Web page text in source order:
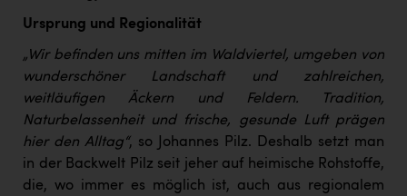
Ursprung und Regionalität
„Wir befinden uns mitten im Waldviertel, umgeben von
wunderschöner Landschaft und zahlreichen,
weitläufigen Äckern und Feldern. Tradition,
Naturbelassenheit und frische, gesunde Luft prägen
hier den Alltag“, so Johannes Pilz. Deshalb setzt man
in der Backwelt Pilz seit jeher auf heimische Rohstoffe,
die, wo immer es möglich ist, auch aus regionalem